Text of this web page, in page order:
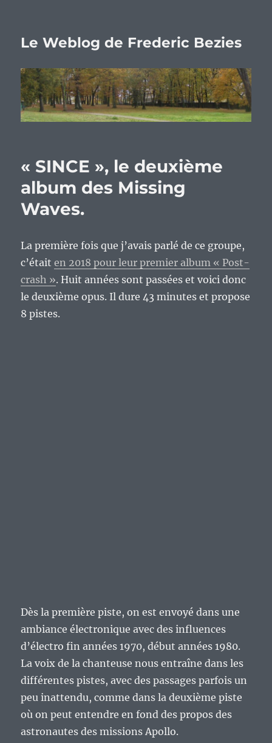
Le Weblog de Frederic Bezies
« SINCE », le deuxième
album des Missing
Waves.
La première fois que j’avais parlé de ce groupe,
c’étaiten 2018 pour leur premier album « Post-
crash ». Huit années sont passées et voici donc
le deuxième opus. Il dure 43 minutes et propose
8 pistes.
Dès la première piste, on est envoyé dans une
ambiance électronique avec des influences
d’électro fin années 1970, début années 1980.
La voix de la chanteuse nous entraîne dans les
différentes pistes, avec des passages parfois un
peu inattendu, comme dans la deuxième piste
où on peut entendre en fond des propos des
astronautes des missions Apollo.